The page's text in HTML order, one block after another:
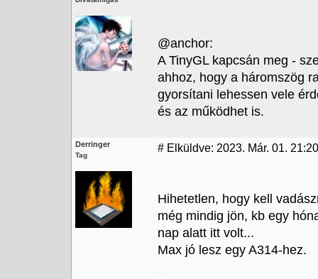
@anchor:
A TinyGL kapcsán meg -
ahhoz, hogy a háromszög
gyorsítani lehessen vele
és az működhet is.
Derringer
Tag
# Elküldve: 2023. Már. 01.
Hihetetlen, hogy kell
még mindig jön, kb egy
nap alatt itt volt...
Max jó lesz egy A314-hez.